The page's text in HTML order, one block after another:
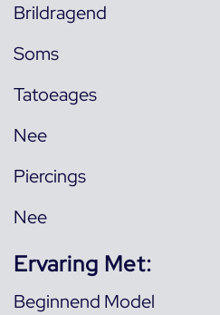
Brildragend
Soms
Tatoeages
Nee
Piercings
Nee
Ervaring Met:
Beginnend Model